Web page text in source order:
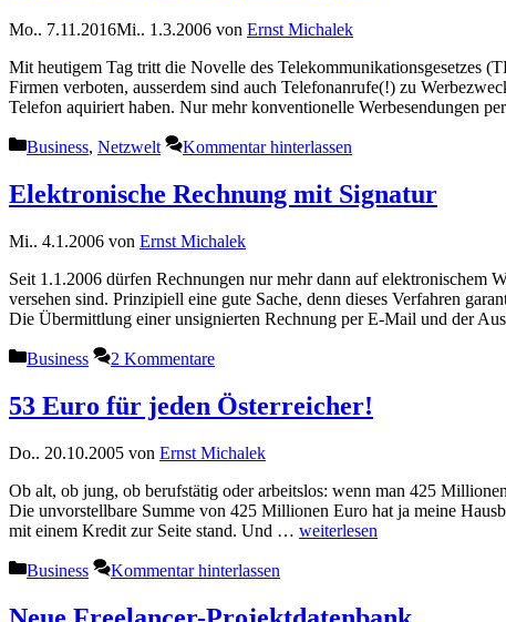
Mo.. 7.11.2016Mi.. 1.3.2006 von Ernst Michalek
Mit heutigem Tag tritt die Novelle des Telekommunikationsgesetzes
Firmen verboten, ausserdem sind auch Telefonanrufe(!) zu
Telefon aquiriert haben. Nur mehr konventionelle Werbesendungen
Kategorien
Business, Netzwelt Kommentar hinterlassen
Elektronische Rechnung mit Signatur
Mi.. 4.1.2006 von Ernst Michalek
Seit 1.1.2006 dürfen Rechnungen nur mehr dann auf elektronischem
versehen sind. Prinzipiell eine gute Sache, denn dieses Verfahren
Die Übermittlung einer unsignierten Rechnung per E-Mail und der
Kategorien
Business 2 Kommentare
53 Euro für jeden Österreicher!
Do.. 20.10.2005 von Ernst Michalek
Ob alt, ob jung, ob berufstätig oder arbeitslos: wenn man 425
Die unvorstellbare Summe von 425 Millionen Euro hat ja meine
mit einem Kredit zur Seite stand. Und … weiterlesen
Kategorien
Business Kommentar hinterlassen